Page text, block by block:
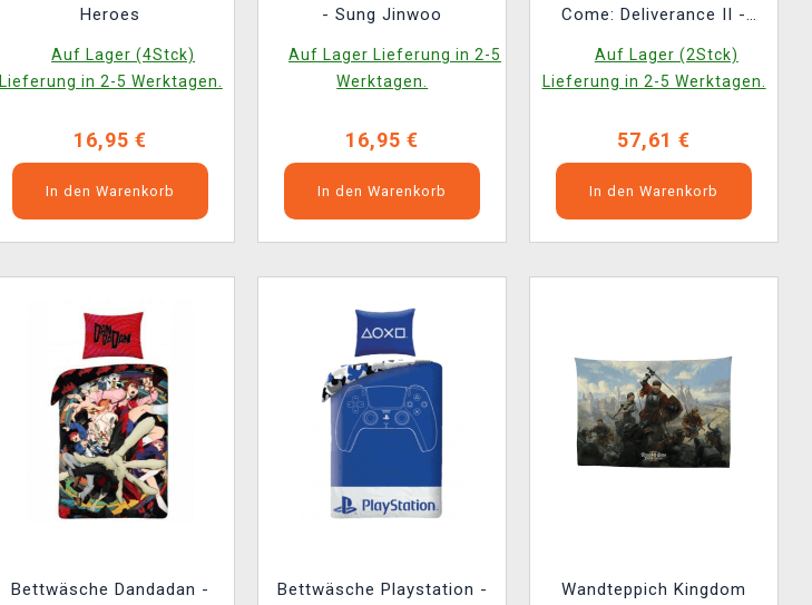
Heroes
Auf Lager (4Stck)
Lieferung in 2-5 Werktagen.
16,95 €
In den Warenkorb
- Sung Jinwoo
Auf Lager Lieferung in 2-5
Werktagen.
16,95 €
In den Warenkorb
Come: Deliverance II -
(Bild auf Textil)
Auf Lager (2Stck)
Lieferung in 2-5 Werktagen.
57,61 €
In den Warenkorb
Bettwäsche Dandadan - Bettwäsche Playstation - Wandteppich Kingdom